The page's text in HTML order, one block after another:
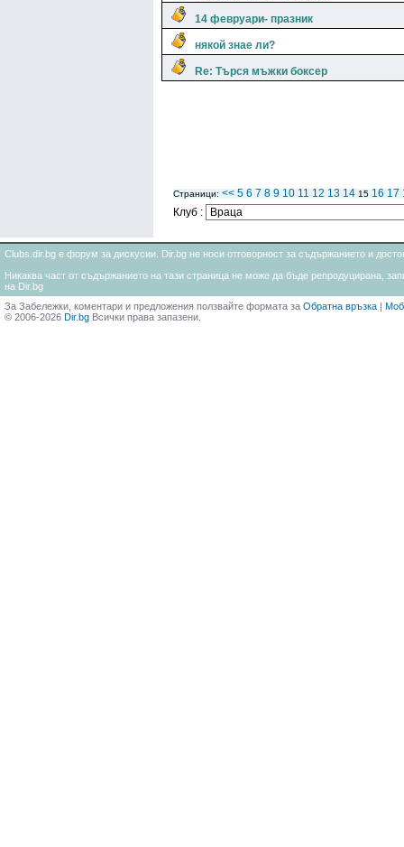
14 февруари- празник
някой знае ли?
Re: Търся мъжки боксер
Страници: << 5 6 7 8 9 10 11 12 13 14 15 16 17
Клуб :
Clubs.dir.bg е форум за дискусии. Dir.bg не носи отговорност за съдържанието и
Никаква част от съдържанието на тази страница не може да бъде репродуцирана,
на Dir.bg
За Забележки, коментари и предложения ползвайте формата за Обратна връзка |
© 2006-2026 Dir.bg Всички права запазени.